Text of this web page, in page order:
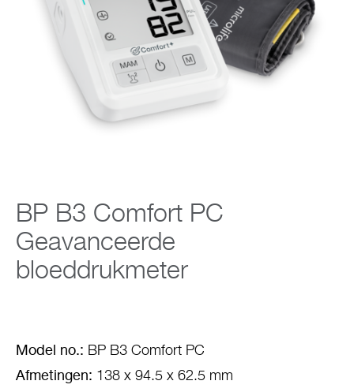
Support
BP B3 Comfort PC
Geavanceerde
bloeddrukmeter
Model no.: BP B3 Comfort PC
Afmetingen: 138 x 94.5 x 62.5 mm